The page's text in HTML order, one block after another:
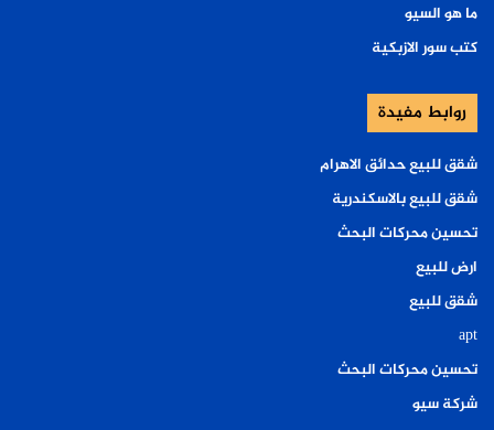
ما هو السيو
كتب سور الازبكية
روابط مفيدة
شقق للبيع حدائق الاهرام
شقق للبيع بالاسكندرية
تحسين محركات البحث
ارض للبيع
شقق للبيع
apt
تحسين محركات البحث
شركة سيو